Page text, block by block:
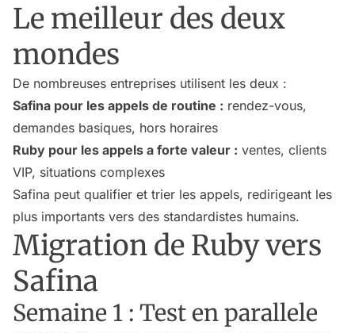
Le meilleur des deux
mondes
De nombreuses entreprises utilisent les deux :
Safina pour les appels de routine : rendez-vous,
demandes basiques, hors horaires
Ruby pour les appels a forte valeur : ventes, clients
VIP, situations complexes
Safina peut qualifier et trier les appels, redirigeant les
plus importants vers des standardistes humains.
Migration de Ruby vers
Safina
Semaine 1 : Test en parallele